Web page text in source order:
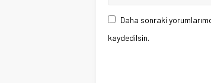
Daha sonraki
kaydedilsin.